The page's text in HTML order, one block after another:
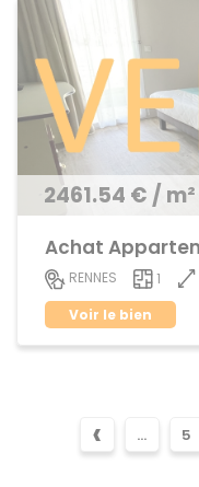
2461.54 € / m²
RENNES 1
Voir le bien
‹ ... 5